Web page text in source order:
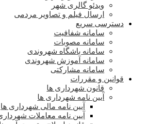
ویدئو گالری شهر
ارسال فیلم و تصاویر مردمی
دسترسی سریع
سامانه شفافیت
سامانه مصوبات
سامانه باشگاه شهروندی
سامانه آموزش شهروندی
سامانه مشارکتی
قوانین و مقررات
قانون شهرداری ها
آیین نامه شهرداری ها
آیین نامه مالی شهرداری ها
آیین نامه معاملات